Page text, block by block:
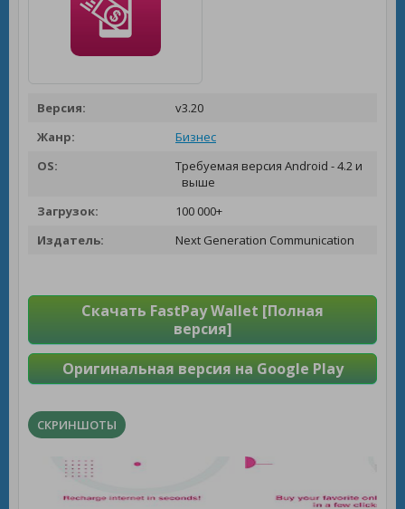
Версия:
v3.20
Жанр:
Бизнес
OS:
Требуемая версия Android - 4.2 и
выше
Загрузок:
100 000+
Издатель:
Next Generation Communication
Скачать FastPay Wallet [Полная
версия]
Оригинальная версия на Google Play
СКРИНШОТЫ